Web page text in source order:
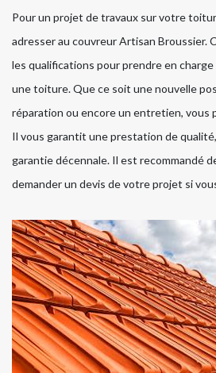
Pour un projet de travaux sur votre
adresser au couvreur Artisan Broussier.
les qualifications pour prendre en
une toiture. Que ce soit une nouvelle
réparation ou encore un entretien, vous
Il vous garantit une prestation de
garantie décennale. Il est recommandé
demander un devis de votre projet si